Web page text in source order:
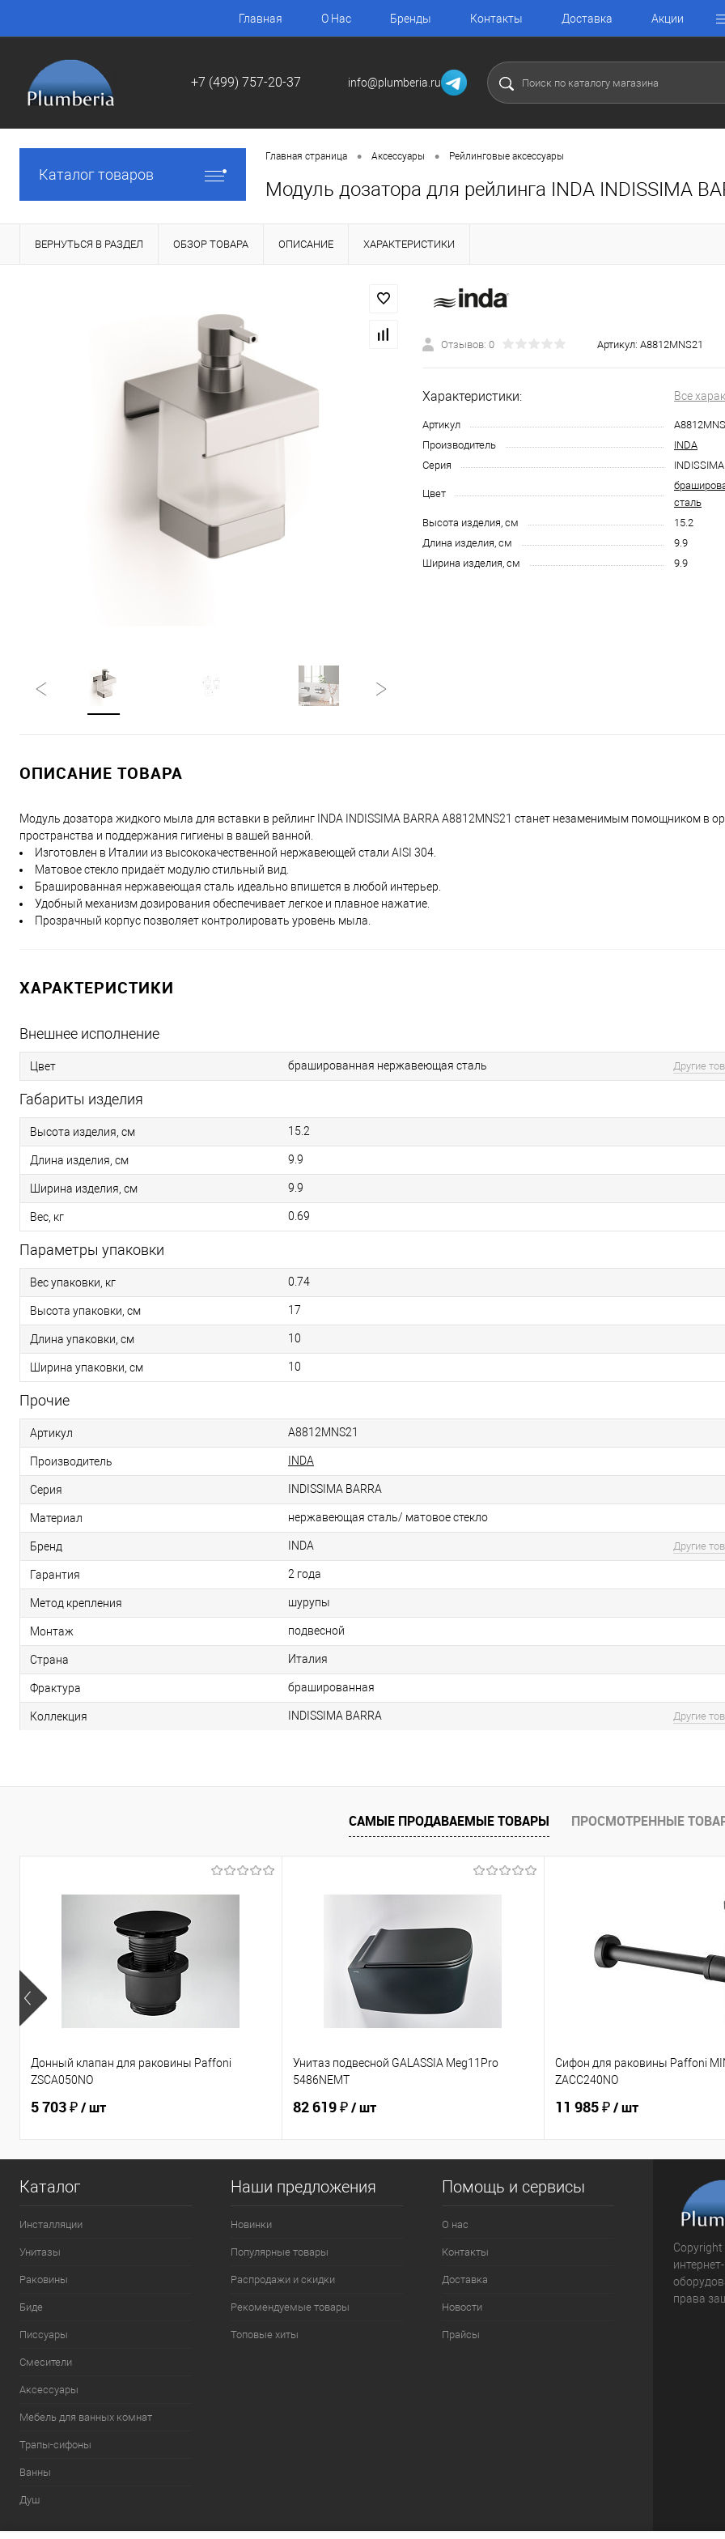
Главная О Нас Бренды Контакты Доставка Акции
+7 (499) 757-20-37 info@plumberia.ru
Каталог товаров
Главная страница • Аксессуары • Рейлинговые аксессуары
Модуль дозатора для рейлинга INDA INDISSIMA
ВЕРНУТЬСЯ В РАЗДЕЛ ОБЗОР ТОВАРА ОПИСАНИЕ ХАРАКТЕРИСТИКИ
Отзывов: 0 Артикул: A8812MNS21
Характеристики: Все
Артикул
Производитель
INDA
Серия
Цвет
сталь
Высота изделия, см
15.2
Длина изделия, см
9.9
Ширина изделия, см
9.9
ОПИСАНИЕ ТОВАРА
Модуль дозатора жидкого мыла для вставки в рейлинг INDA INDISSIMA BARRA A8812MNS21 станет незаменимым помощником в
пространства и поддержания гигиены в вашей ванной.
Изготовлен в Италии из высококачественной нержавеющей стали AISI 304.
Матовое стекло придаёт модулю стильный вид.
Брашированная нержавеющая сталь идеально впишется в любой интерьер.
Удобный механизм дозирования обеспечивает легкое и плавное нажатие.
Прозрачный корпус позволяет контролировать уровень мыла.
ХАРАКТЕРИСТИКИ
Внешнее исполнение
Цвет брашированная нержавеющая сталь Другие
Габариты изделия
Высота изделия, см 15.2
Длина изделия, см 9.9
Ширина изделия, см 9.9
Вес, кг 0.69
Параметры упаковки
Вес упаковки, кг 0.74
Высота упаковки, см 17
Длина упаковки, см 10
Ширина упаковки, см 10
Прочие
Артикул A8812MNS21
Производитель INDA
Серия INDISSIMA BARRA
Материал нержавеющая сталь/ матовое стекло
Бренд INDA Другие
Гарантия 2 года
Метод крепления шурупы
Монтаж подвесной
Страна Италия
Фрактура брашированная
Коллекция INDISSIMA BARRA Другие
САМЫЕ ПРОДАВАЕМЫЕ ТОВАРЫ ПРОСМОТРЕННЫЕ
Донный клапан для раковины Paffoni
ZSCA050NO
5 703 ₽/ шт
Унитаз подвесной GALASSIA Meg11Pro
5486NEMT
82 619 ₽/ шт
Сифон для раковины Paffoni
ZACC240NO
11 985 ₽/ шт
Каталог
Инсталляции
Унитазы
Раковины
Биде
Писсуары
Смесители
Аксессуары
Мебель для ванных комнат
Трапы-сифоны
Ванны
Душ
Наши предложения
Новинки
Популярные товары
Распродажи и скидки
Рекомендуемые товары
Топовые хиты
Помощь и сервисы
О нас
Контакты
Доставка
Новости
Прайсы
права